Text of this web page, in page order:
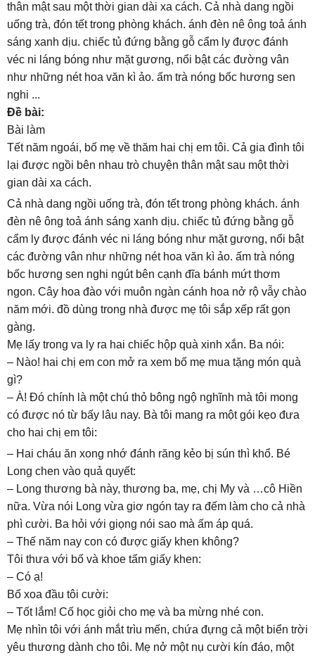
thân mật sau một thời gian dài xa cách. Cả nhà dang ngồi
uống trà, đón tết trong phòng khách. ánh đèn nê ông toả ánh
sáng xanh dịu. chiếc tủ đứng bằng gỗ cẩm ly được đánh
véc ni láng bóng như mặt gương, nổi bật các đường vân
như những nét hoa văn kì ảo. ấm trà nóng bốc hương sen
nghi ...
Đề bài:
Bài làm
Tết năm ngoái, bố mẹ về thăm hai chị em tôi. Cả gia đình tôi
lại được ngồi bên nhau trò chuyện thân mật sau một thời
gian dài xa cách.
Cả nhà dang ngồi uống trà, đón tết trong phòng khách. ánh
đèn nê ông toả ánh sáng xanh dịu. chiếc tủ đứng bằng gỗ
cẩm ly được đánh véc ni láng bóng như mặt gương, nổi bật
các đường vân như những nét hoa văn kì ảo. ấm trà nóng
bốc hương sen nghi ngút bên cạnh đĩa bánh mứt thơm
ngon. Cây hoa đào với muôn ngàn cánh hoa nở rộ vẫy chào
năm mới. đồ dùng trong nhà được mẹ tôi sắp xếp rất gọn
gàng.
Mẹ lấy trong va ly ra hai chiếc hộp quà xinh xắn. Ba nói:
– Nào! hai chị em con mở ra xem bố mẹ mua tặng món quà
gì?
– À! Đó chính là một chú thỏ bông ngộ nghĩnh mà tôi mong
có được nó từ bấy lâu nay. Bà tôi mang ra một gói kẹo đưa
cho hai chị em tôi:
– Hai cháu ăn xong nhớ đánh răng kẻo bị sún thì khổ. Bé
Long chen vào quả quyết:
– Long thương bà này, thương ba, mẹ, chị My và …cô Hiền
nữa. Vừa nói Long vừa giơ ngón tay ra đếm làm cho cả nhà
phì cười. Ba hỏi với giọng nói sao mà ấm áp quá.
– Thế năm nay con có được giấy khen không?
Tôi thưa với bố và khoe tấm giấy khen:
– Có ạ!
Bố xoa đầu tôi cười:
– Tốt lắm! Cố học giỏi cho mẹ và ba mừng nhé con.
Mẹ nhìn tôi với ánh mắt trìu mến, chứa đựng cả một biển trời
yêu thương dành cho tôi. Mẹ nở một nụ cười kín đáo, một